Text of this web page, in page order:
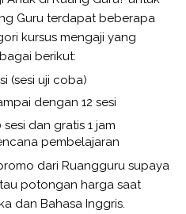
Guru terdapat beberapa
kursus mengaji yang
berikut:
(sesi uji coba)
dengan 12 sesi
sesi dan gratis 1 jam
pembelajaran
dari Ruangguru supaya
potongan harga saat
dan Bahasa Inggris.